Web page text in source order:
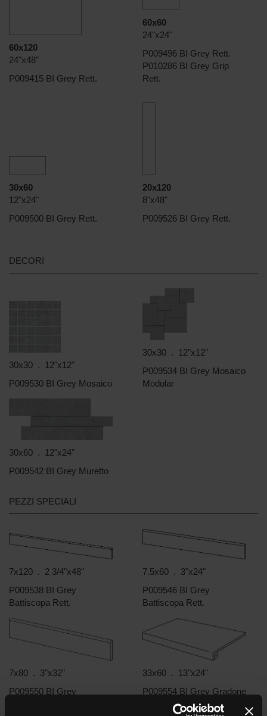
60x120
24"x48"
P009415 BI Grey Rett.
60x60
24"x24"
P009496 BI Grey Rett.
P010286 BI Grey Grip
Rett.
30x60
12"x24"
P009500 BI Grey Rett.
20x120
8"x48"
P009526 BI Grey Rett.
DECORI
30x30 . 12"x12"
P009530 BI Grey Mosaico
30x30 . 12"x12"
P009534 BI Grey Mosaico
Modular
30x60 . 12"x24"
P009542 BI Grey Muretto
PEZZI SPECIALI
7x120 . 2 3/4"x48"
P009538 BI Grey
Battiscopa Rett.
7.5x60 . 3"x24"
P009546 BI Grey
Battiscopa Rett.
7x80 . 3"x32"
P009550 BI Grey
33x60 . 13"x24"
P009554 BI Grey Gradone
Assemblato Rett.